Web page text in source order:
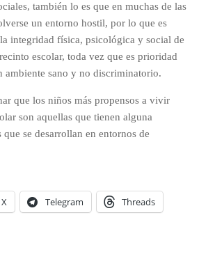
también lo es que en muchas de las
un entorno hostil, por lo que es
integridad física, psicológica y social de
escolar, toda vez que es prioridad
ambiente sano y no discriminatorio.
que los niños más propensos a vivir
son aquellas que tienen alguna
se desarrollan en entornos de
X Telegram Threads